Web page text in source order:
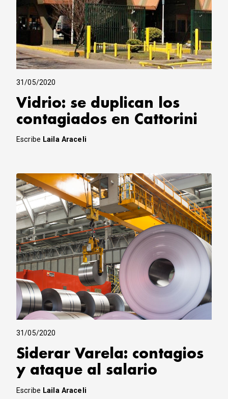
31/05/2020
Vidrio: se duplican los
contagiados en Cattorini
Escribe Laila Araceli
31/05/2020
Siderar Varela: contagios
y ataque al salario
Escribe Laila Araceli